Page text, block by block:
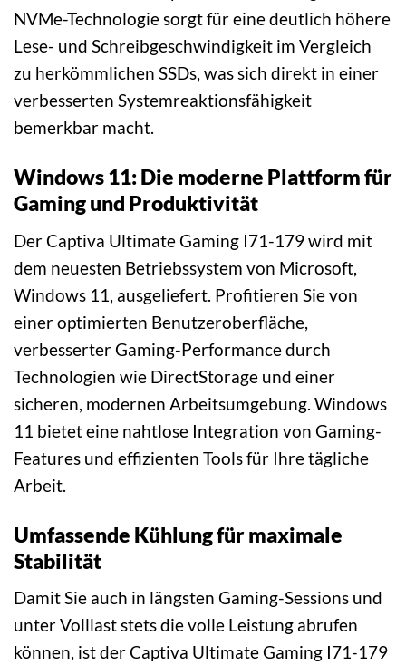
NVMe-Technologie sorgt für eine deutlich höhere
Lese- und Schreibgeschwindigkeit im Vergleich
zu herkömmlichen SSDs, was sich direkt in einer
verbesserten Systemreaktionsfähigkeit
bemerkbar macht.
Windows 11: Die moderne Plattform für
Gaming und Produktivität
Der Captiva Ultimate Gaming I71-179 wird mit
dem neuesten Betriebssystem von Microsoft,
Windows 11, ausgeliefert. Profitieren Sie von
einer optimierten Benutzeroberfläche,
verbesserter Gaming-Performance durch
Technologien wie DirectStorage und einer
sicheren, modernen Arbeitsumgebung. Windows
11 bietet eine nahtlose Integration von Gaming-
Features und effizienten Tools für Ihre tägliche
Arbeit.
Umfassende Kühlung für maximale
Stabilität
Damit Sie auch in längsten Gaming-Sessions und
unter Volllast stets die volle Leistung abrufen
können, ist der Captiva Ultimate Gaming I71-179